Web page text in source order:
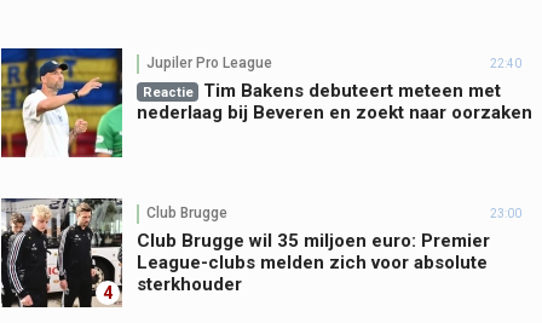
Jupiler Pro League 22:40
Reactie
Tim Bakens debuteert meteen met
nederlaag bij Beveren en zoekt naar oorzaken
4
Club Brugge 23:00
Club Brugge wil 35 miljoen euro: Premier
League-clubs melden zich voor absolute
sterkhouder